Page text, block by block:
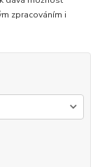
zpracováním i